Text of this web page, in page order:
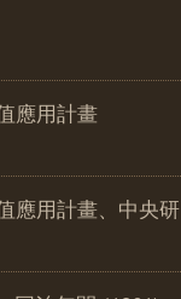
應用計畫
應用計畫、中央